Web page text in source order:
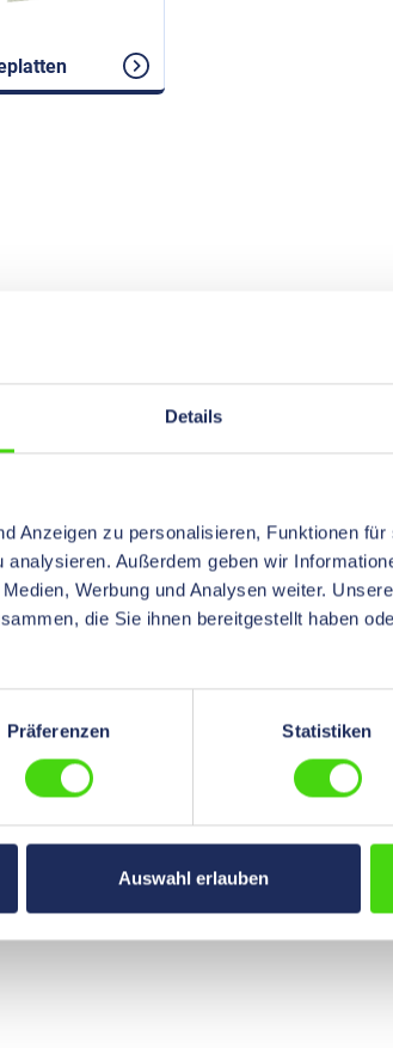
Details
Anzeigen zu personalisieren, Funktionen
Außerdem geben wir
Werbung und Analysen weiter.
die Sie ihnen bereitgestellt haben
Präferenzen Statistiken
Auswahl erlauben